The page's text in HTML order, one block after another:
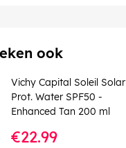
ook
Vichy Capital Soleil Solar
Prot. Water SPF50 -
Enhanced Tan 200 ml
€22.99